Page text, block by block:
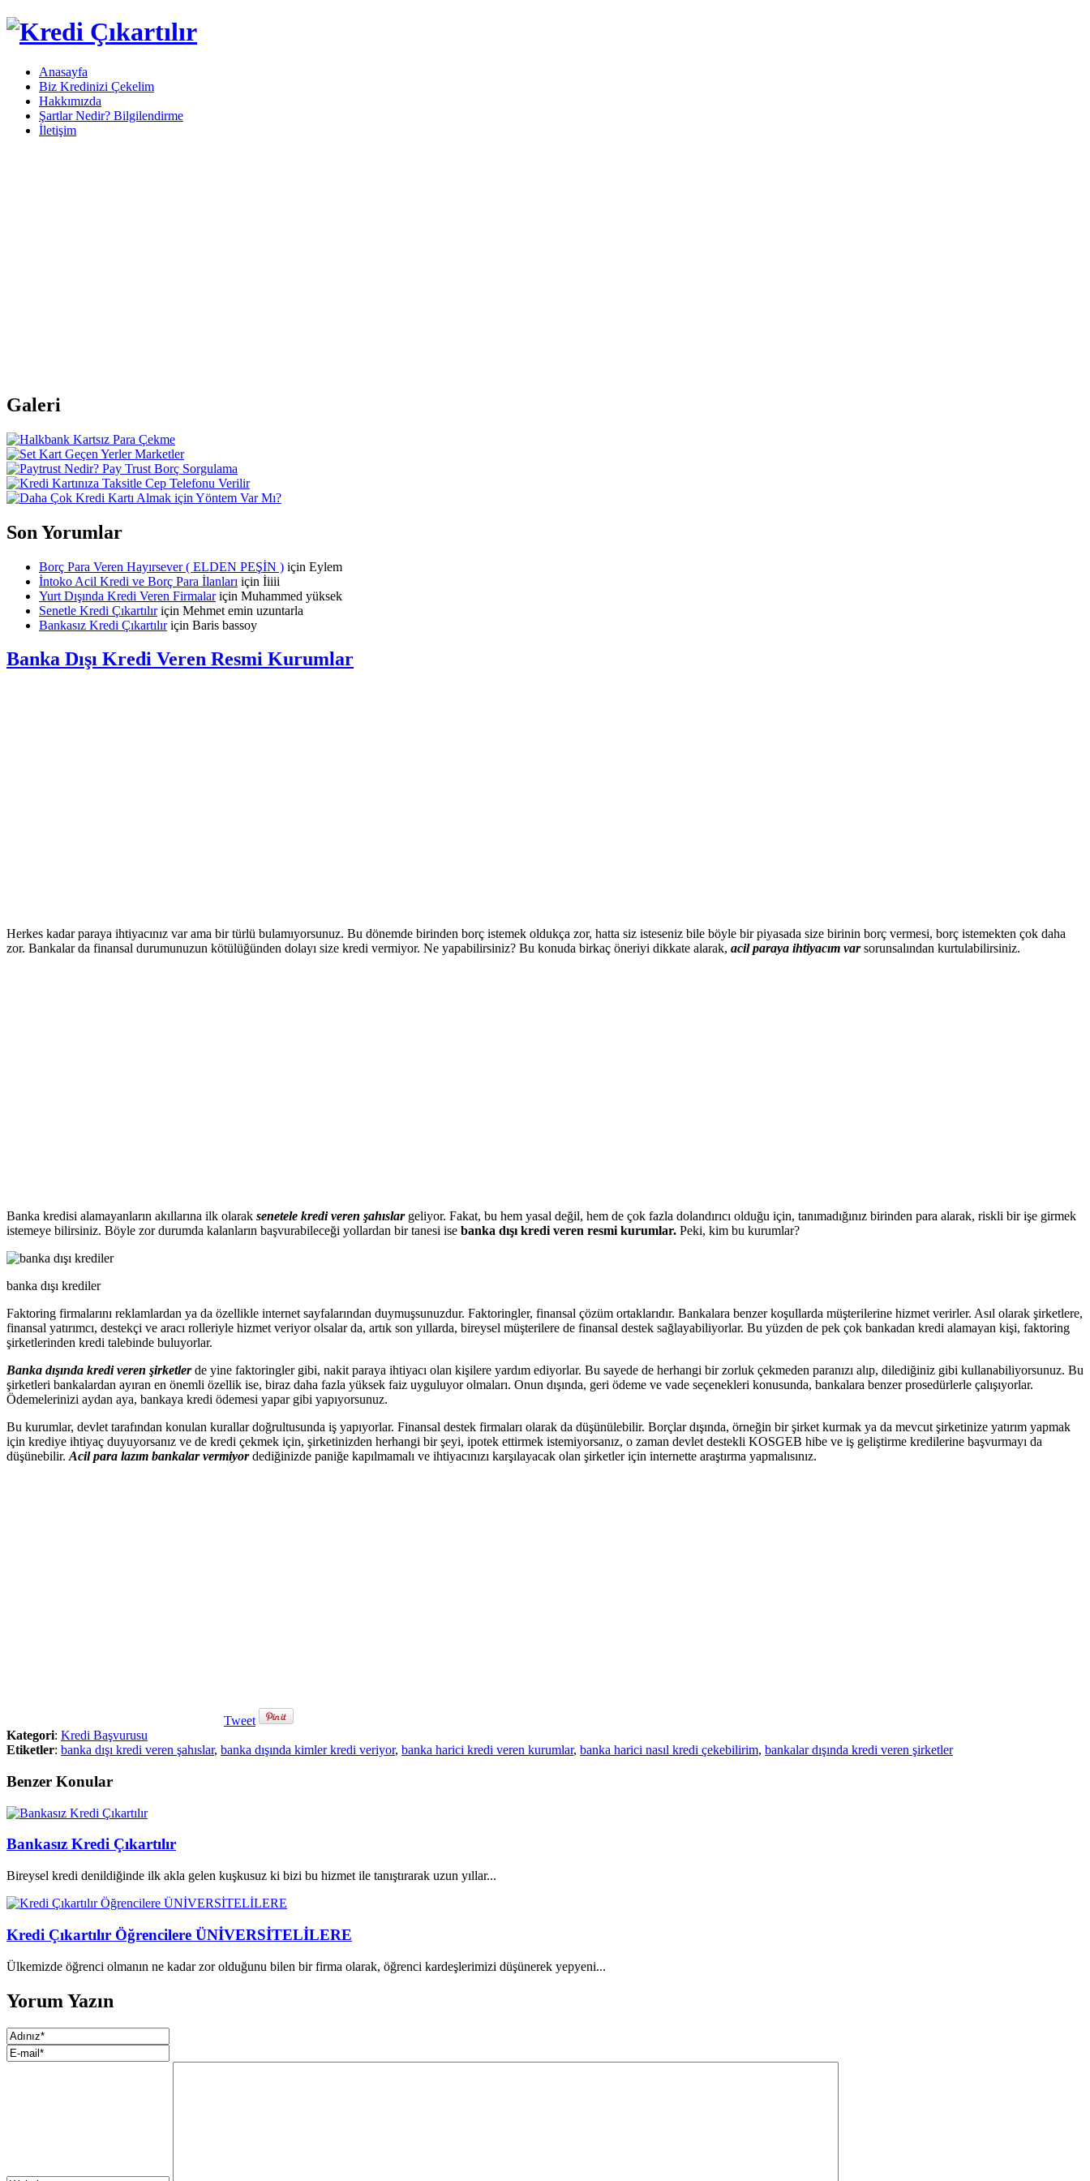
Anasayfa
Biz Kredinizi Çekelim
Hakkımızda
Şartlar Nedir? Bilgilendirme
İletişim
Galeri
Son Yorumlar
Borç Para Veren Hayırsever ( ELDEN PEŞİN ) için Eylem
İntoko Acil Kredi ve Borç Para İlanları için İiiii
Yurt Dışında Kredi Veren Firmalariçin Muhammed yüksek
Senetle Kredi Çıkartılıriçin Mehmet emin uzuntarla
Bankasız Kredi Çıkartılıriçin Baris bassoy
Banka Dışı Kredi Veren Resmi Kurumlar
Herkes kadar paraya ihtiyacınız var ama bir türlü bulamıyorsunuz. Bu dönemde birinden borç istemek oldukça zor, hatta siz isteseniz bile böyle bir piyasada size birinin borç vermesi, borç istemekten çok daha
zor. Bankalar da finansal durumunuzun kötülüğünden dolayı size kredi vermiyor. Ne yapabilirsiniz? Bu konuda birkaç öneriyi dikkate alarak, acil paraya ihtiyacım varsorunsalından kurtulabilirsiniz.
Banka kredisi alamayanların akıllarına ilk olarak senetele kredi veren şahıslargeliyor. Fakat, bu hem yasal değil, hem de çok fazla dolandırıcı olduğu için, tanımadığınız birinden para alarak, riskli bir işe girmek
istemeye bilirsiniz. Böyle zor durumda kalanların başvurabileceği yollardan bir tanesi ise banka dışı kredi veren resmi kurumlar. Peki, kim bu kurumlar?
banka dışı krediler
Faktoring firmalarını reklamlardan ya da özellikle internet sayfalarından duymuşsunuzdur. Faktoringler, finansal çözüm ortaklarıdır. Bankalara benzer koşullarda müşterilerine hizmet verirler. Asıl olarak şirketlere,
finansal yatırımcı, destekçi ve aracı rolleriyle hizmet veriyor olsalar da, artık son yıllarda, bireysel müşterilere de finansal destek sağlayabiliyorlar. Bu yüzden de pek çok bankadan kredi alamayan kişi, faktoring
şirketlerinden kredi talebinde buluyorlar.
Banka dışında kredi veren şirketlerde yine faktoringler gibi, nakit paraya ihtiyacı olan kişilere yardım ediyorlar. Bu sayede de herhangi bir zorluk çekmeden paranızı alıp, dilediğiniz gibi kullanabiliyorsunuz. Bu
şirketleri bankalardan ayıran en önemli özellik ise, biraz daha fazla yüksek faiz uyguluyor olmaları. Onun dışında, geri ödeme ve vade seçenekleri konusunda, bankalara benzer prosedürlerle çalışıyorlar.
Ödemelerinizi aydan aya, bankaya kredi ödemesi yapar gibi yapıyorsunuz.
Bu kurumlar, devlet tarafından konulan kurallar doğrultusunda iş yapıyorlar. Finansal destek firmaları olarak da düşünülebilir. Borçlar dışında, örneğin bir şirket kurmak ya da mevcut şirketinize yatırım yapmak
için krediye ihtiyaç duyuyorsanız ve de kredi çekmek için, şirketinizden herhangi bir şeyi, ipotek ettirmek istemiyorsanız, o zaman devlet destekli KOSGEB hibe ve iş geliştirme kredilerine başvurmayı da
düşünebilir. Acil para lazım bankalar vermiyordediğinizde paniğe kapılmamalı ve ihtiyacınızı karşılayacak olan şirketler için internette araştırma yapmalısınız.
Tweet
Kategori: Kredi Başvurusu
Etiketler: banka dışı kredi veren şahıslar, banka dışında kimler kredi veriyor, banka harici kredi veren kurumlar, banka harici nasıl kredi çekebilirim, bankalar dışında kredi veren şirketler
Benzer Konular
Bankasız Kredi Çıkartılır
Bireysel kredi denildiğinde ilk akla gelen kuşkusuz ki bizi bu hizmet ile tanıştırarak uzun yıllar...
Kredi Çıkartılır Öğrencilere ÜNİVERSİTELİLERE
Ülkemizde öğrenci olmanın ne kadar zor olduğunu bilen bir firma olarak, öğrenci kardeşlerimizi düşünerek yepyeni...
Yorum Yazın